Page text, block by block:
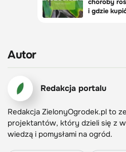
Autor
Redakcja portalu
Redakcja ZielonyOgrodek.pl to
projektantów, który dzieli się z
wiedzą i pomysłami na ogród.